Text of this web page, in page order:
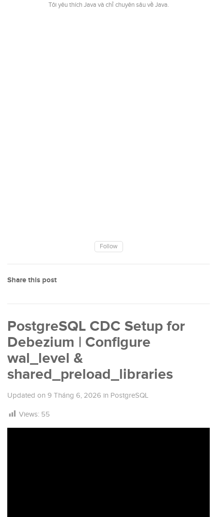
Tôi yêu thích Java và chỉ chuyên sâu về Java.
Follow
Share this post
PostgreSQL CDC Setup for
Debezium | Configure
wal_level &
shared_preload_libraries
Updated on 9 Tháng 6, 2026 in PostgreSQL
Views: 55